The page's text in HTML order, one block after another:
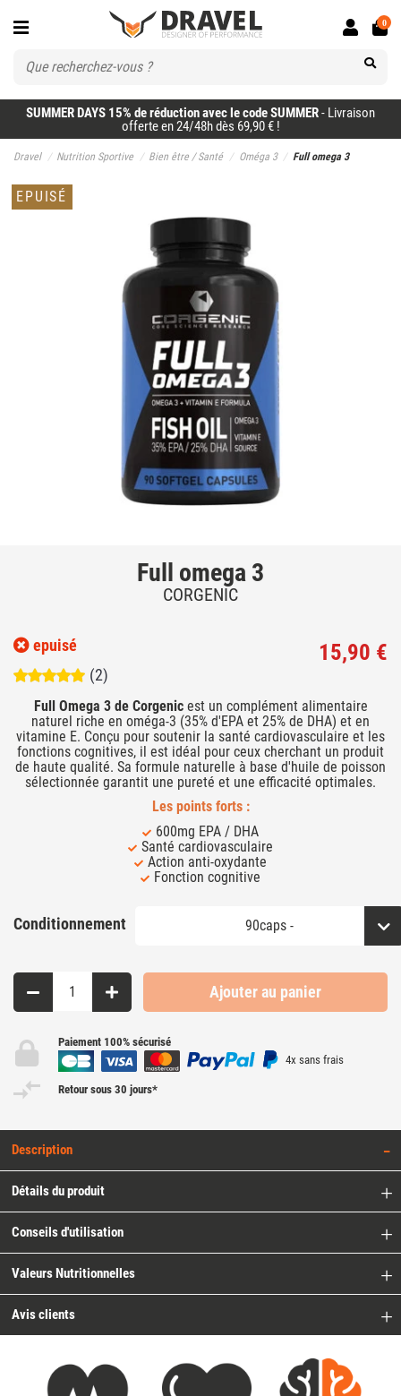
SUMMER DAYS 15% de réduction avec le code SUMMER- Livraison
offerte en 24/48h dès 69,90 € !
0
Dravel Nutrition Sportive Bien être / Santé Oméga 3 Full omega 3
EPUISÉ
Full omega 3
CORGENIC
(2)
15,90 €
Full Omega 3 de Corgenicest un complément alimentaire
naturel riche en oméga-3 (35% d'EPA et 25% de DHA) et en
vitamine E. Conçu pour soutenir la santé cardiovasculaire et les
fonctions cognitives, il est idéal pour ceux cherchant un produit
de haute qualité. Sa formule naturelle à base d'huile de poisson
sélectionnée garantit une pureté et une efficacité optimales.
Les points forts :
600mg EPA / DHA
Santé cardiovasculaire
Action anti-oxydante
Fonction cognitive
Conditionnement
Ajouter au panier
Paiement 100% sécurisé
4x sans frais
Retour sous 30 jours*
epuisé
Description
Détails du produit
Conseils d'utilisation
Valeurs Nutritionnelles
Avis clients